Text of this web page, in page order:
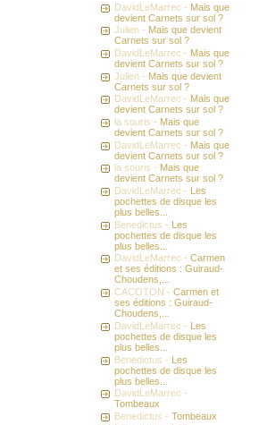
DavidLeMarrec - Mais que
devient Carnets sur sol ?
Julien - Mais que devient
Carnets sur sol ?
DavidLeMarrec - Mais que
devient Carnets sur sol ?
Julien - Mais que devient
Carnets sur sol ?
DavidLeMarrec - Mais que
devient Carnets sur sol ?
la souris - Mais que
devient Carnets sur sol ?
DavidLeMarrec - Mais que
devient Carnets sur sol ?
la souris - Mais que
devient Carnets sur sol ?
DavidLeMarrec - Les
pochettes de disque les
plus belles...
Benedictus - Les
pochettes de disque les
plus belles...
DavidLeMarrec -Carmen
et ses éditions : Guiraud-
Choudens,...
CACOTON -Carmen et
ses éditions : Guiraud-
Choudens,...
DavidLeMarrec - Les
pochettes de disque les
plus belles...
Benedictus - Les
pochettes de disque les
plus belles...
DavidLeMarrec -
Tombeaux
Benedictus -Tombeaux